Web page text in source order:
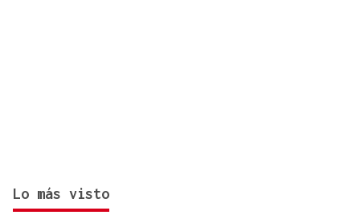
Lo más visto